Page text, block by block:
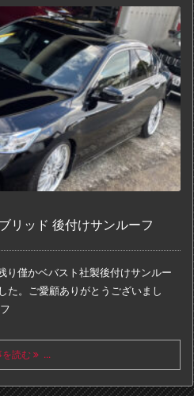
リッド 後付けサンルーフ
り僅かベバスト社製後付けサンルー
。
ご愛顧ありがとうございまし
を読む ...